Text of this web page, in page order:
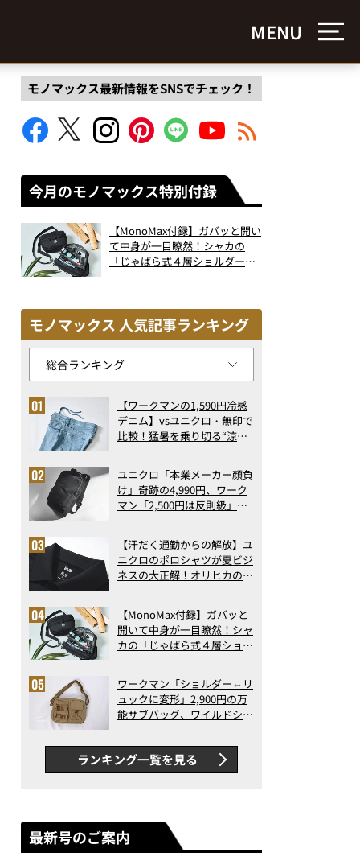
MENU
モノマックス最新情報をSNSでチェック！
今月のモノマックス特別付録
【MonoMax付録】ガバッと開い
て中身が一目瞭然！シャカの
「じゃばら式４層ショルダーバ
モノマックス 人気記事ランキング
【ワークマンの1,590円冷感
デニム】vsユニクロ・無印で
比較！猛暑を乗り切る“涼感
で決定版
ユニクロ「本業メーカー顔負
け」奇跡の4,990円、ワーク
マン「2,500円は反則級」凄
ト3】（2026年6月版）
【汗だく通勤からの解放】ユ
ニクロのポロシャツが夏ビジ
ネスの大正解！オリヒカの透
アの実力
【MonoMax付録】ガバッと
開いて中身が一目瞭然！シャ
カの「じゃばら式４層ショル
った！
ワークマン「ショルダー⇔リ
ュックに変形」2,900円の万
能サブバッグ、ワイルドシン
録…ほか【休日バッグの人気
記事ランキングベスト3】
（2026年6月版）
ランキング一覧を見る
最新号のご案内